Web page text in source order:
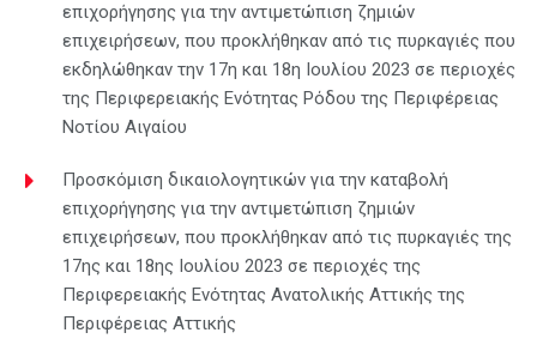
επιχορήγησης για την αντιμετώπιση ζημιών
επιχειρήσεων, που προκλήθηκαν από τις πυρκαγιές που
εκδηλώθηκαν την 17η και 18η Ιουλίου 2023 σε περιοχές
της Περιφερειακής Ενότητας Ρόδου της Περιφέρειας
Νοτίου Αιγαίου
Προσκόμιση δικαιολογητικών για την καταβολή
επιχορήγησης για την αντιμετώπιση ζημιών
επιχειρήσεων, που προκλήθηκαν από τις πυρκαγιές της
17ης και 18ης Ιουλίου 2023 σε περιοχές της
Περιφερειακής Ενότητας Ανατολικής Αττικής της
Περιφέρειας Αττικής